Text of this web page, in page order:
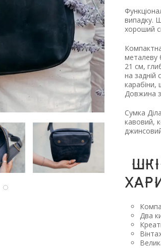
випадку.
хороший
металеву
21 см,
на задній
карабіни,
Довжина
Сумка
кавовий,
Два